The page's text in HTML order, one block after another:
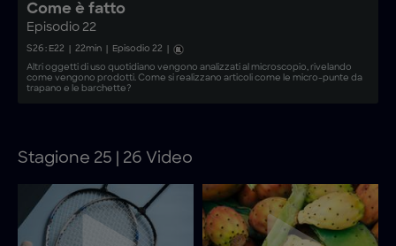
Come è fatto
Episodio 22
S26: E22 22min Episodio 22
Altri oggetti di uso quotidiano vengono analizzati al microscopio, rivelando
come vengono prodotti. Come si realizzano articoli come le micro-punte da
trapano e le barchette?
Stagione 25 | 26 Video